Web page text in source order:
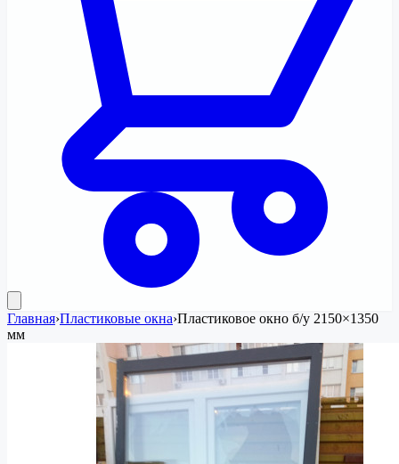
Главная›Пластиковые окна›Пластиковое окно б/у 2150×1350
мм